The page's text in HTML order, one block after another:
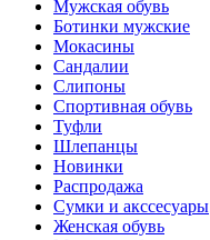
Мужская обувь
Ботинки мужские
Мокасины
Сандалии
Слипоны
Спортивная обувь
Туфли
Шлепанцы
Новинки
Распродажа
Сумки и акссесуары
Женская обувь